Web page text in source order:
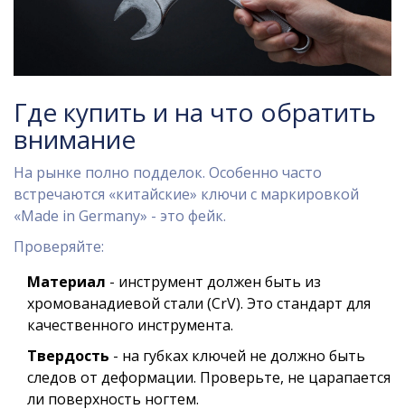
Где купить и на что обратить
внимание
На рынке полно подделок. Особенно часто
встречаются «китайские» ключи с маркировкой
«Made in Germany» - это фейк.
Проверяйте:
Материал - инструмент должен быть из
хромованадиевой стали (CrV). Это стандарт для
качественного инструмента.
Твердость - на губках ключей не должно быть
следов от деформации. Проверьте, не царапается
ли поверхность ногтем.